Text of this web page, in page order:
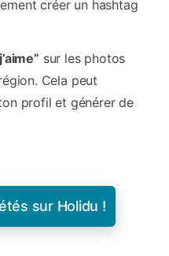
créer un hashtag
sur les photos
Cela peut
profil et générer de
sur Holidu !